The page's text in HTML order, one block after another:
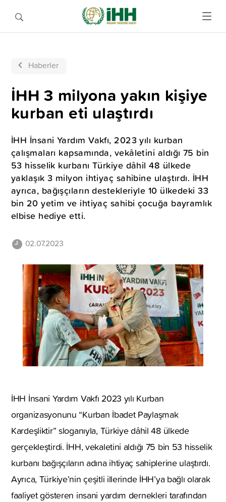
Haberler
İHH 3 milyona yakın kişiye
kurban eti ulaştırdı
İHH İnsani Yardım Vakfı, 2023 yılı kurban
çalışmaları kapsamında, vekâletini aldığı 75 bin
53 hisselik kurbanı Türkiye dâhil 48 ülkede
yaklaşık 3 milyon ihtiyaç sahibine ulaştırdı. İHH
ayrıca, bağışçıların destekleriyle 10 ülkedeki 33
bin 20 yetim ve ihtiyaç sahibi çocuğa bayramlık
elbise hediye etti.
02.07.2023
İHH İnsani Yardım Vakfı 2023 yılı Kurban
organizasyonunu “Kurban İbadet Paylaşmak
Kardeşliktir” sloganıyla, Türkiye dâhil 48 ülkede
gerçekleştirdi. İHH, vekaletini aldığı 75 bin 53 hisselik
kurbanı bağışçıların adına ihtiyaç sahiplerine ulaştırdı.
Ayrıca, Türkiye’nin çeşitli illerinde İHH’ya bağlı olarak
faaliyet gösteren insani yardım dernekleri tarafından